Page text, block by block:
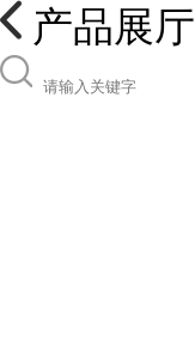
产品展厅